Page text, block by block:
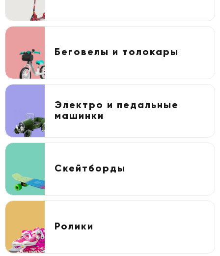
Беговелы и толокары
Электро и педальные
машинки
Скейтборды
Ролики